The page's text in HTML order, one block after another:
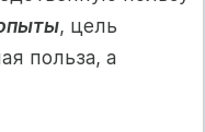
, цель
польза, а